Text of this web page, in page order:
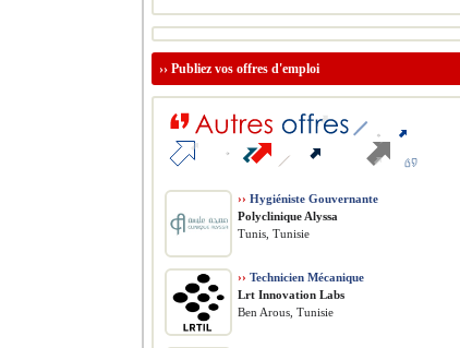
›› Publiez vos offres d'emploi
›› Hygiéniste Gouvernante
Polyclinique Alyssa
Tunis, Tunisie
›› Technicien Mécanique
Lrt Innovation Labs
Ben Arous, Tunisie